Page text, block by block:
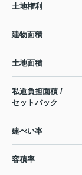
土地権利
建物面積
土地面積
私道負担面積 /
セットバック
建ぺい率
容積率